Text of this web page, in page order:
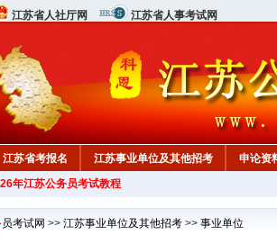
江苏省人社厅网 江苏省人事考试网
江苏省考报名 江苏事业单位及其他招考
申论资
年江苏公务员考试教程
考试网 >> 江苏事业单位及其他招考 >> 事业单位